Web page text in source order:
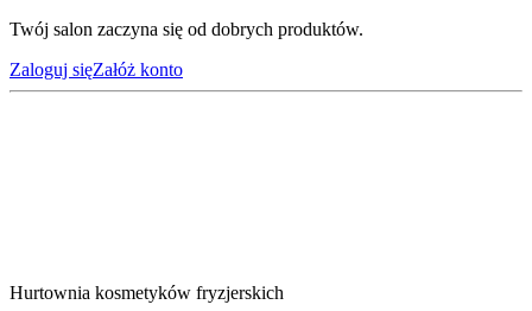
Twój salon zaczyna się od dobrych produktów.
Zaloguj sięZałóż konto
Hurtownia kosmetyków fryzjerskich